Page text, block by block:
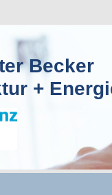
Becker
+